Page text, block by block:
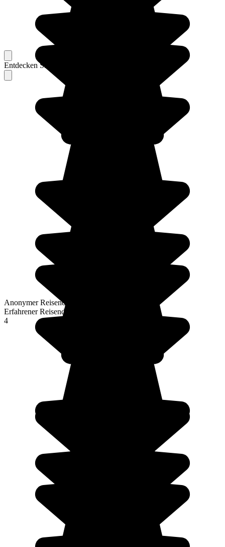
Entdecken Sie Berichte unserer erfahrenen Reisenden
Anonymer Reisender
Erfahrener Reisender
4